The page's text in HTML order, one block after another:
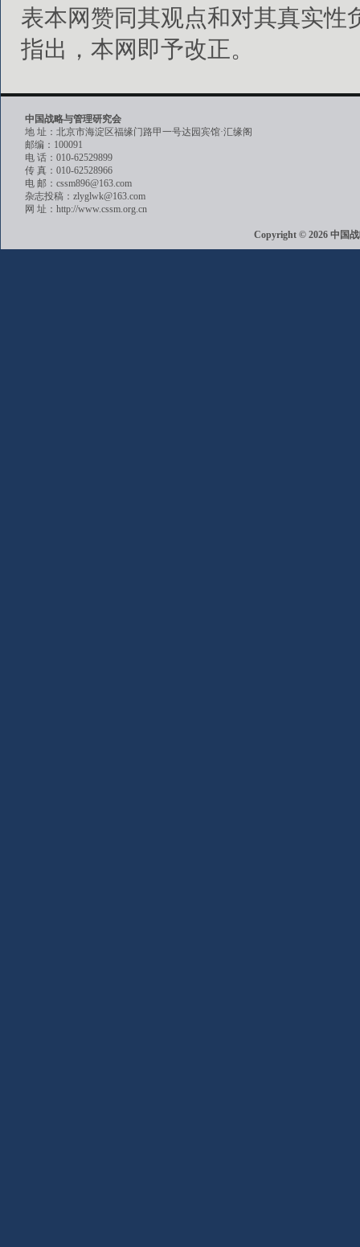
表本网赞同其观点和对其真实
指出，本网即予改正。
中国战略与管理研究会
地 址：北京市海淀区福缘门路甲一号达园宾馆·汇缘阁
邮编：100091
电 话：010-62529899
传 真：010-62528966
电 邮：cssm896@163.com
杂志投稿：zlyglwk@163.com
网 址：http://www.cssm.org.cn
Copyright © 2026 中国